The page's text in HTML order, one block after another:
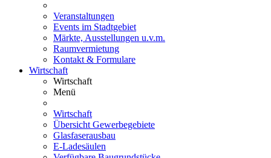
Veranstaltungen
Events im Stadtgebiet
Märkte, Ausstellungen u.v.m.
Raumvermietung
Kontakt & Formulare
Wirtschaft
Wirtschaft
Menü
Wirtschaft
Übersicht Gewerbegebiete
Glasfaserausbau
E-Ladesäulen